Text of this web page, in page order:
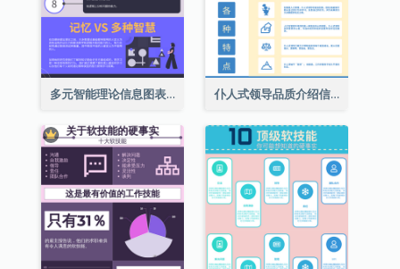
多元智能理论信息图表 仆人式领导品质介绍信息图表